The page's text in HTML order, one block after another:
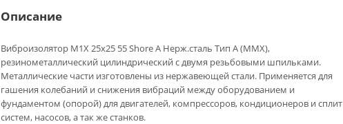
Описание
Виброизолятор M1X 25x25 55 Shore A Нерж.сталь Тип А (MMX),
резинометаллический цилиндрический с двумя резьбовыми шпильками.
Металлические части изготовлены из нержавеющей стали. Применяется для
гашения колебаний и снижения вибраций между оборудованием и
фундаментом (опорой) для двигателей, компрессоров, кондиционеров и сплит
систем, насосов, а так же станков.